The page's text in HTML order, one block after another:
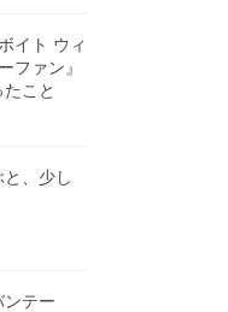
イト ウィ
ファン』
こと
、少し
ンテー